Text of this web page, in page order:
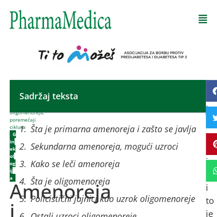
Amenoreja
oligomenoreja,
poremećaji
ciklusa
G
in
ek
ol
og
ij
a
Amenoreja
i
Sadržaj teksta
Šta je primarna amenoreja i zašto se javlja
Sekundarna amenoreja, mogući uzroci
Kako se leči amenoreja
Šta je oligomenoreja
Policistični jajnici kao uzrok oligomenoreje
je
za
i
to
je